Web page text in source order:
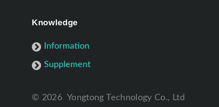
Knowledge
Information
Supplement
© 2026 Yongtong Technology Co., Ltd